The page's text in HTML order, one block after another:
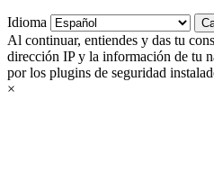
Idioma
Al continuar, entiendes y das tu
dirección IP y la información de tu
por los plugins de seguridad
×